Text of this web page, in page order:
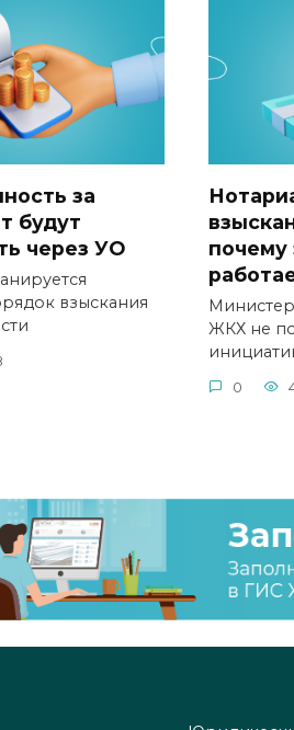
за
будут
через УО
взыскания
почему
ЖКХ не
0